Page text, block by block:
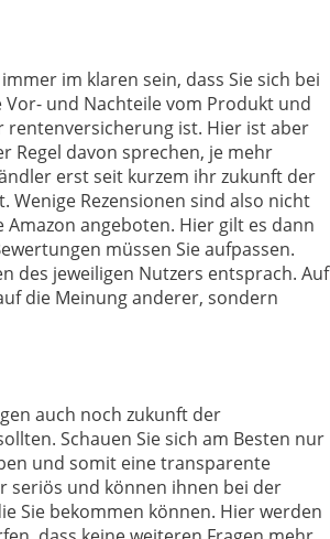
im klaren sein, dass Sie sich bei
Vor- und Nachteile vom Produkt und
rentenversicherung ist. Hier ist aber
Regel davon sprechen, je mehr
erst seit kurzem ihr zukunft der
Rezensionen sind also nicht
angeboten. Hier gilt es dann
müssen Sie aufpassen.
des jeweiligen Nutzers entsprach. Auf
die Meinung anderer, sondern
auch noch zukunft der
Schauen Sie sich am Besten nur
und somit eine transparente
seriös und können ihnen bei der
Sie bekommen können. Hier werden